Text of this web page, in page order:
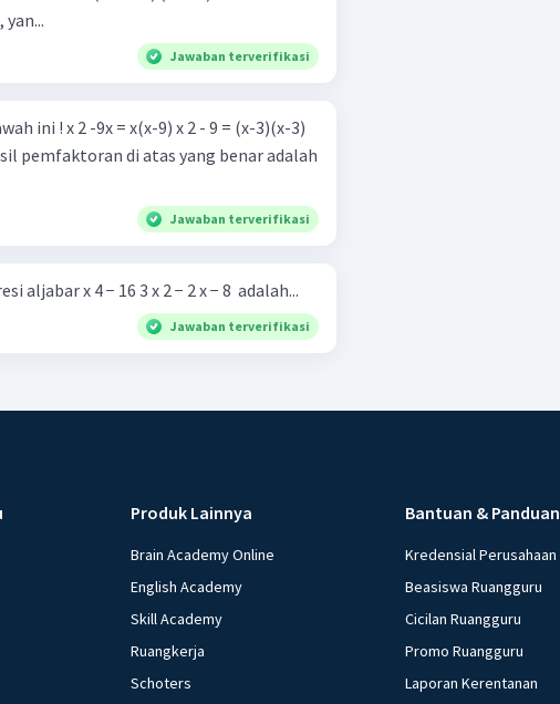
Jawaban terverifikasi
- 9 = (x-3)(x-3)
Jawaban terverifikasi
aljabar x 4 − 16 3 x 2 − 2 x − 8 ​ adalah...
Jawaban terverifikasi
Produk Lainnya
Brain Academy Online
English Academy
Skill Academy
Ruangkerja
Schoters
Bantuan & Panduan
Kredensial Perusahaan
Beasiswa Ruangguru
Cicilan Ruangguru
Promo Ruangguru
Laporan Kerentanan